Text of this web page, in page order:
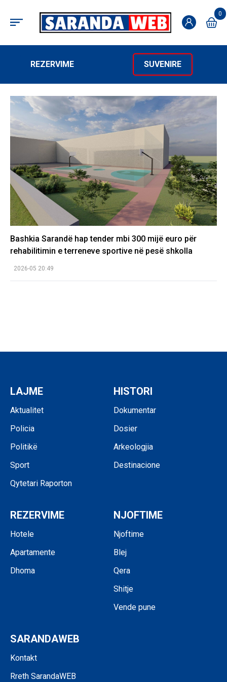
0
REZERVIME SUVENIRE
Bashkia Sarandë hap tender mbi 300 mijë euro për
rehabilitimin e terreneve sportive në pesë shkolla
2026-05 20:49
LAJME
Aktualitet
Policia
Politikë
Sport
Qytetari Raporton
HISTORI
Dokumentar
Dosier
Arkeologjia
Destinacione
REZERVIME
Hotele
Apartamente
Dhoma
NJOFTIME
Njoftime
Blej
Qera
Shitje
Vende pune
SARANDAWEB
Kontakt
Rreth SarandaWEB